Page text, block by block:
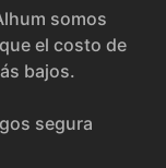
somos
el costo de
bajos.
segura